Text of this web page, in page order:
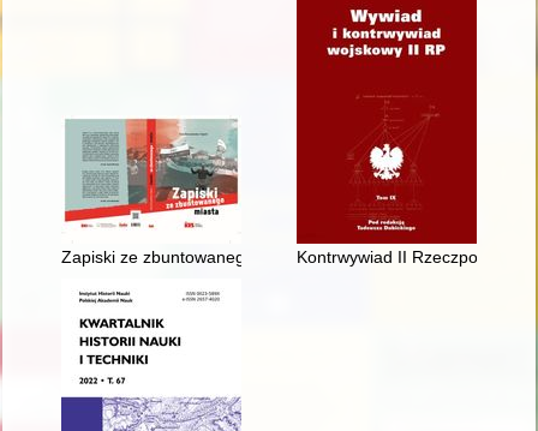
Zapiski ze zbuntowanego miastaKontrwywiad II